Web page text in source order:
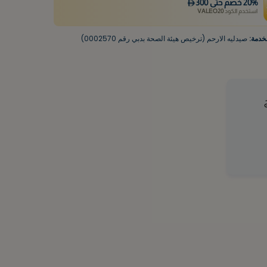
20% خصم حتى 300
استخدم الكود VALEO20
صيدليه الارحم (ترخيص هيئة الصحة بدبي رقم 0002570)